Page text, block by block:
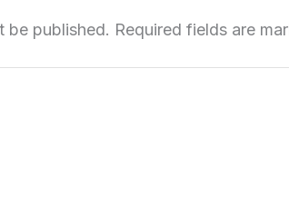
be published. Required fields are